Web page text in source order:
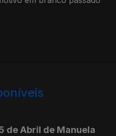
de Abril de Manuela